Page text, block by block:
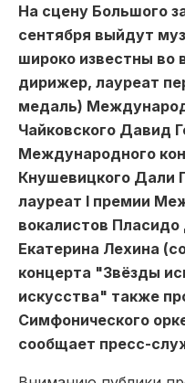
На сцену Большого
сентября выйдут
широко известны во
дирижер, лауреат
медаль)
Чайковского Давид
Международного
Кнушевицкого Дали
лауреат I премии
вокалистов
Екатерина Лехина
концерта "Звёзды
искусства" также
Симфонического
сообщает пресс-